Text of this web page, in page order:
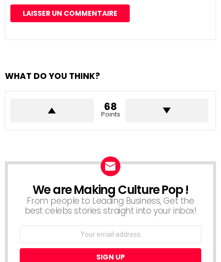
WHAT DO YOU THINK?
68
Points
NEWSLETTER
We are Making Culture Pop !
From people to Leading Business, Get the
best celebs stories straight into your inbox!
Email